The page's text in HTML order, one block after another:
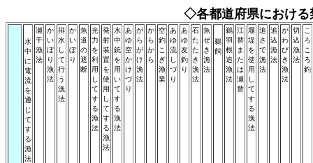
◇各都道府県における
水
中
に
電
流
を
通
じ
て
す
る
漁
法
瀬
干
漁
法
か
い
ぼ
り
漁
法
排
水
し
て
行
う
漁
法
か
い
ぼ
り
魚
道
の
遮
断
光
力
を
利
用
し
て
す
る
漁
法
発
射
装
置
を
使
用
し
て
す
る
漁
法
水
中
銃
を
用
い
て
す
る
漁
法
あ
ゆ
空
か
け
づ
り
が
ら
が
け
漁
法
か
ら
か
ら
空
釣
こ
ぎ
漁
業
あ
ゆ
流
し
づ
り
あ
ゆ
友
釣
り
石
た
た
き
漁
法
魚
ぜ
き
漁
法
鵜
飼
鵜
羽
根
追
漁
法
江
替
ま
た
は
瀬
替
堰
堤
を
使
用
し
て
す
る
漁
法
追
さ
で
漁
法
追
込
漁
法
が
わ
び
き
漁
法
切
込
漁
法
こ
ろ
こ
ろ
釣